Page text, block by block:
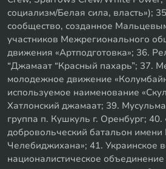
социализм/Белая сила, власть»);
сообщество, созданное
участников Межрегионального
движения «Артподготовка»; 36.
“Джамаат “Красный пахарь”; 37.
молодежное движение
используемое наименование
Хатлонский джамаат; 39.
группа п. Кушкуль г. Оренбург; 40.
добровольческий батальон
Челебиджихана»; 41. Украинское
националистическое объединение